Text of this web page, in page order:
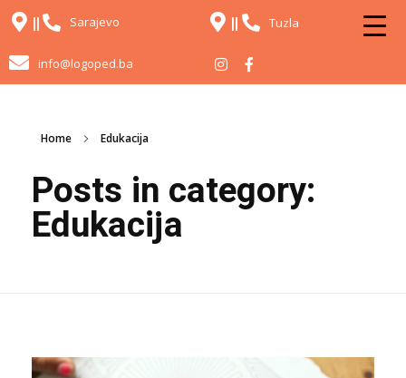
Sarajevo Tuzla
info@logoped.ba
Home Edukacija
Posts in category:
Edukacija